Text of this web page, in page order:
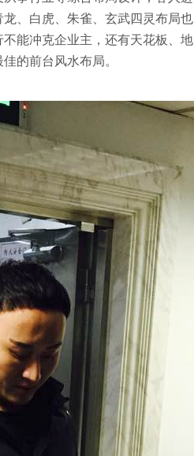
、白虎、朱雀、玄武四灵布局也
能冲克企业主，还有天花板、地
的前台风水布局。